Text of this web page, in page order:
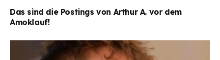
Das sind die Postings von Arthur A. vor dem
Amoklauf!